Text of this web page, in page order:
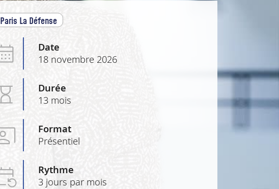
Paris La Défense
Date
18 novembre 2026
Durée
13 mois
Format
Présentiel
Rythme
3 jours par mois